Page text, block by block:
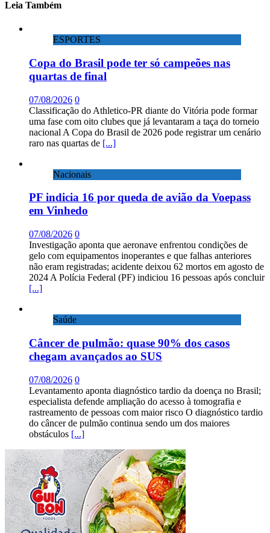
Leia Também
ESPORTES
Copa do Brasil pode ter só campeões nas
quartas de final
07/08/2026 0
Classificação do Athletico-PR diante do Vitória pode formar
uma fase com oito clubes que já levantaram a taça do torneio
nacional A Copa do Brasil de 2026 pode registrar um cenário
raro nas quartas de [...]
Nacionais
PF indicia 16 por queda de avião da Voepass
em Vinhedo
07/08/2026 0
Investigação aponta que aeronave enfrentou condições de
gelo com equipamentos inoperantes e que falhas anteriores
não eram registradas; acidente deixou 62 mortos em agosto de
2024 A Polícia Federal (PF) indiciou 16 pessoas após concluir
[...]
Saúde
Câncer de pulmão: quase 90% dos casos
chegam avançados ao SUS
07/08/2026 0
Levantamento aponta diagnóstico tardio da doença no Brasil;
especialista defende ampliação do acesso à tomografia e
rastreamento de pessoas com maior risco O diagnóstico tardio
do câncer de pulmão continua sendo um dos maiores
obstáculos [...]